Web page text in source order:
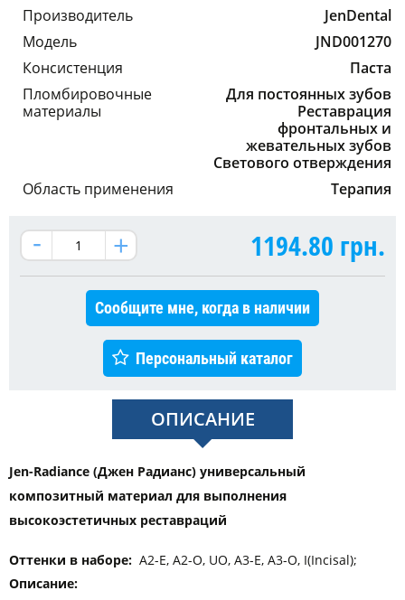
Производитель
JenDental
Модель
JND001270
Консистенция
Паста
Пломбировочные
материалы
Для постоянных зубов
Реставрация
фронтальных и
жевательных зубов
Светового отверждения
Область применения
Терапия
1194.80 грн.
Сообщите мне, когда в наличии
Персональный каталог
ОПИСАНИЕ
Jen-Radiance (Джен Радианс) универсальный
композитный материал для выполнения
высокоэстетичных реставраций
Оттенки в наборе: A2-E, A2-O, UO, A3-E, A3-O, I(Incisal);
Описание: